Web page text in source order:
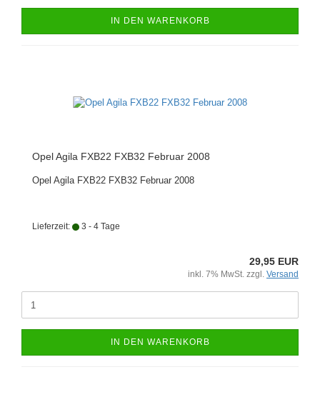
IN DEN WARENKORB
Opel Agila FXB22 FXB32 Februar 2008
Opel Agila FXB22 FXB32 Februar 2008
Lieferzeit: 3 - 4 Tage
29,95 EUR
inkl. 7% MwSt. zzgl. Versand
IN DEN WARENKORB